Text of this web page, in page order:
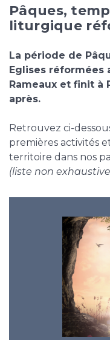
Pâques,
liturgique
La période de
Eglises réformées
Rameaux et finit à
après.
Retrouvez ci-
premières activités
territoire dans nos
(liste non